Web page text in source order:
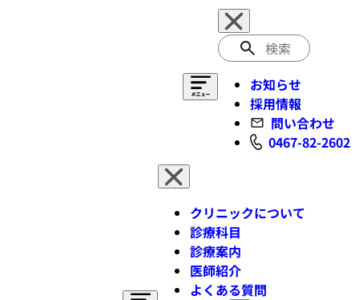
検
索
お知らせ
採用情報
問い合わせ
0467-82-2602
クリニックについて
診療科目
診療案内
医師紹介
よくある質問